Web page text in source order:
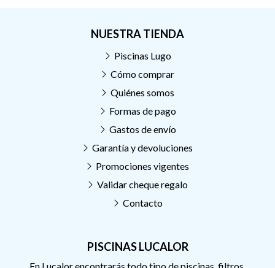
PISCINAS LUCALOR
NUESTRA TIENDA
Piscinas Lugo
Cómo comprar
Quiénes somos
Formas de pago
Gastos de envío
Garantía y devoluciones
Promociones vigentes
Validar cheque regalo
Contacto